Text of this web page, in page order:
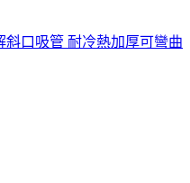
口吸管 耐冷熱加厚可彎曲